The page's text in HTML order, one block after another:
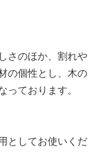
さのほか、割れや
の個性とし、木の
っております。
としてお使いくだ